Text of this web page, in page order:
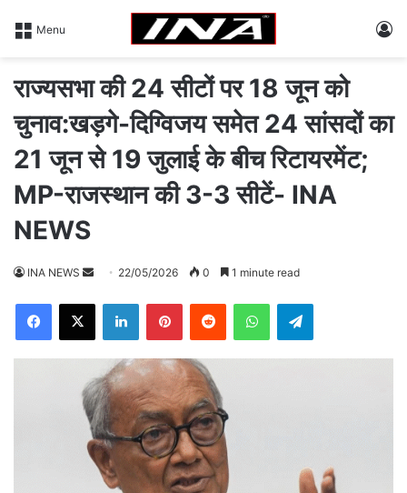
Menu
राज्यसभा की 24 सीटों पर 18 जून को
चुनाव:खड़गे-दिग्विजय समेत 24 सांसदों का
21 जून से 19 जुलाई के बीच रिटायरमेंट;
MP-राजस्थान की 3-3 सीटें- INA
NEWS
INA NEWS
d
a
n
e
m
a
i
22/05/2026 0 1 minute read